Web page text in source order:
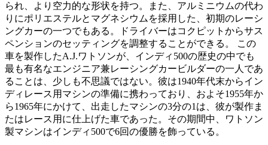
られ、より空力的な形状を持つ。また、アルミニウムの代わ
りにポリエステルとマグネシウムを採用した、初期のレーシ
ングカーの一つでもある。ドライバーはコクピットからサス
ペンションのセッティングを調整することができる。 この
車を製作したA.J.ワトソンが、インディ500の歴史の中でも
最も有名なエンジニア兼レーシングカービルダーの一人であ
ることは、少しも不思議ではない。彼は1940年代末からイン
ディレース用マシンの準備に携わっており、およそ1955年か
ら1965年にかけて、出走したマシンの3分の1は、彼が製作ま
たはレース用に仕上げた車であった。その期間中、ワトソン
製マシンはインディ500で6回の優勝を飾っている。